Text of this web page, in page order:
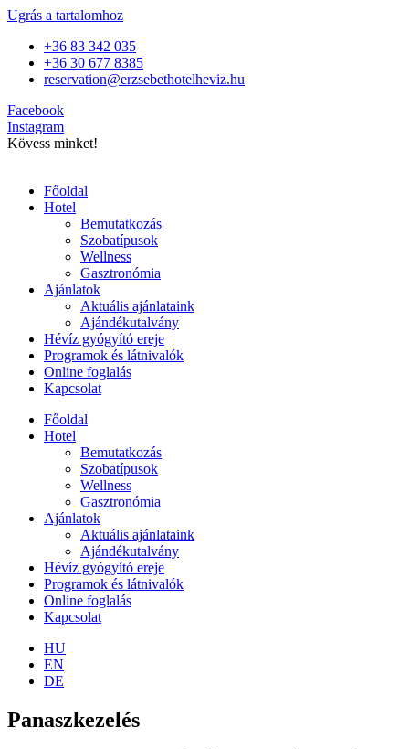
Ugrás a tartalomhoz
+36 83 342 035
+36 30 677 8385
reservation@erzsebethotelheviz.hu
Facebook
Instagram
Kövess minket!
Főoldal
Hotel
Bemutatkozás
Szobatípusok
Wellness
Gasztronómia
Ajánlatok
Aktuális ajánlataink
Ajándékutalvány
Hévíz gyógyító ereje
Programok és látnivalók
Online foglalás
Kapcsolat
Főoldal
Hotel
Bemutatkozás
Szobatípusok
Wellness
Gasztronómia
Ajánlatok
Aktuális ajánlataink
Ajándékutalvány
Hévíz gyógyító ereje
Programok és látnivalók
Online foglalás
Kapcsolat
HU
EN
DE
Panaszkezelés